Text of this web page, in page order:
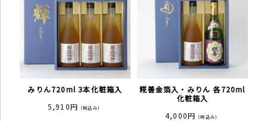
みりん720ml 3本化粧箱入
5,910円 （税込み）
糀善金箔入・みりん 各720ml
化粧箱入
4,000円 （税込み）